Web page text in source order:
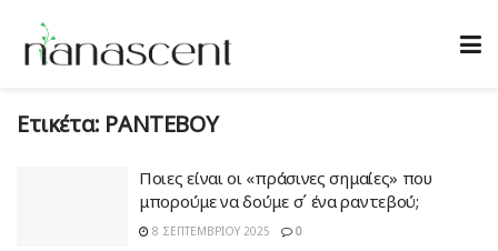
Ετικέτα: ΡΑΝΤΕΒΟΥ
Ποιες είναι οι «πράσινες σημαίες» που
μπορούμε να δούμε σ΄ ένα ραντεβού;
8 ΣΕΠΤΕΜΒΡΊΟΥ 2025 0